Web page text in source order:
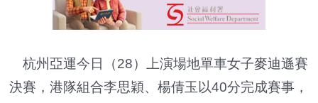
杭州亞運今日（28）上演場地單車女子麥迪遜賽
決賽，港隊組合李思穎、楊倩玉以40分完成賽事，